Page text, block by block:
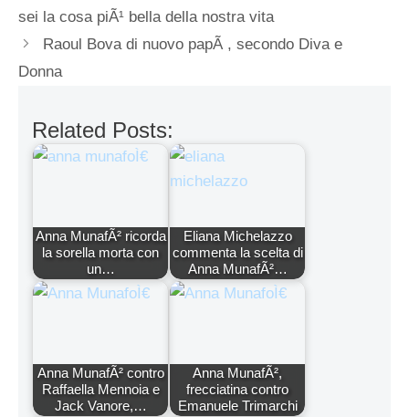
sei la cosa piÃ¹ bella della nostra vita
Raoul Bova di nuovo papÃ , secondo Diva e
Donna
Related Posts:
Anna MunafÃ² ricorda
la sorella morta con
un…
Eliana Michelazzo
commenta la scelta di
Anna MunafÃ²…
Anna MunafÃ² contro
Raffaella Mennoia e
Jack Vanore,…
Anna MunafÃ²,
frecciatina contro
Emanuele Trimarchi